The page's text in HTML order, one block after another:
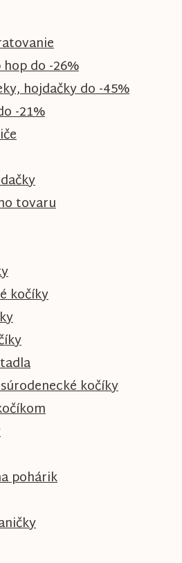
do -26%
hojdačky do -45%
-21%
tovaru
kočíky
kočíky
pohárik